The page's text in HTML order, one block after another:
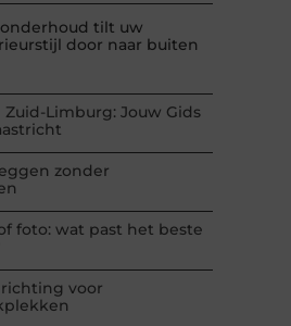
tilt uw
door naar buiten
Limburg: Jouw Gids
zonder
foto: wat past het beste
voor